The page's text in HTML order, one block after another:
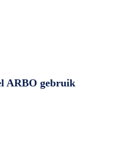
ARBO gebruik